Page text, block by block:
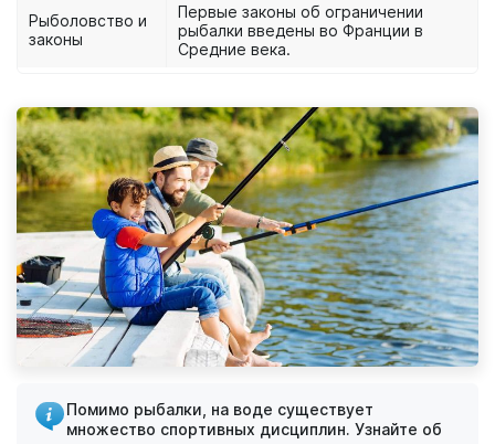
Рыболовство и
законы
Первые законы об ограничении
рыбалки введены во Франции в
Средние века.
Помимо рыбалки, на воде существует
множество спортивных дисциплин. Узнайте об